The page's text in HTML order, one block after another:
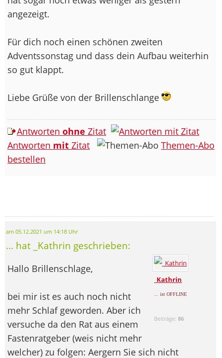
angezeigt.
Für dich noch einen schönen zweiten
Adventssonstag und dass dein Aufbau weiterhin
so gut klappt.
Liebe Grüße von der Brillenschlange
Antworten ohne Zitat
Antworten mit Zitat
Themen-Abo
bestellen
am 05.12.2021 um 14:18 Uhr
... hat _Kathrin geschrieben:
_Kathrin
... ist OFFLINE
Beiträge:86
Hallo Brillenschlage,
bei mir ist es auch noch nicht
mehr Schlaf geworden. Aber ich
versuche da den Rat aus einem
Fastenratgeber (weis nicht mehr
welcher) zu folgen: Aergern Sie sich nicht